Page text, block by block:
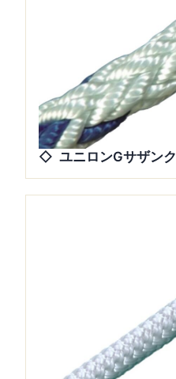
ユニロンGサザン